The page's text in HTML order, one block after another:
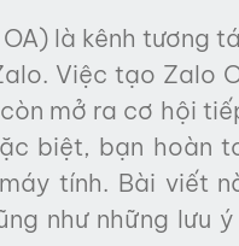
là kênh tương
Việc tạo Zalo
mở ra cơ hội
biệt, bạn hoàn
tính. Bài viết
như những lưu